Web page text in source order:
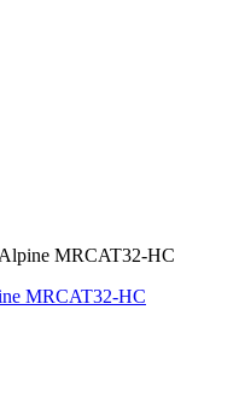
MRCAT32-HC